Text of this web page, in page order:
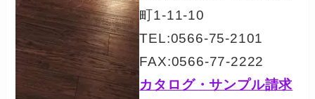
町1-11-10
TEL:0566-75-2101
FAX:0566-77-2222
カタログ・サンプル請求